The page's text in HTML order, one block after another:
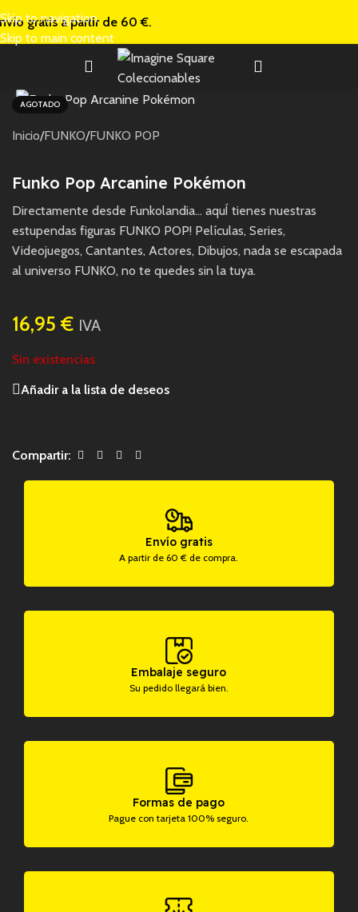
Skip to navigation
Skip to main content
gratis apartir de 60 €.
AGOTADO
Inicio/FUNKO/FUNKO POP
Funko Pop Arcanine Pokémon
Directamente desde Funkolandia… aquÍ tienes nuestras
estupendas figuras FUNKO POP! Películas, Series,
Videojuegos, Cantantes, Actores, Dibujos, nada se escapada
al universo FUNKO, no te quedes sin la tuya.
16,95 € IVA
Sin existencias
Añadir a la lista de deseos
Compartir:
Envío gratis
A partir de 60 € de compra.
Embalaje seguro
Su pedido llegará bien.
Formas de pago
Pague con tarjeta 100% seguro.